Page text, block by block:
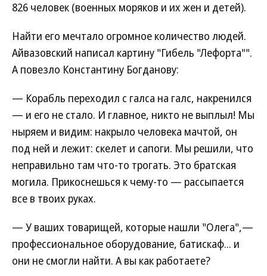
826 человек (военных моряков и их жен и детей).
Найти его мечтало огромное количество людей.
Айвазовский написал картину "Гибель "Лефорта"".
А повезло Константину Богданову:
— Корабль переходил с галса на галс, накренился
— и его не стало. И главное, никто не выплыл! Мы
ныряем и видим: накрыло человека мачтой, он
под ней и лежит: скелет и сапоги. Мы решили, что
неправильно там что-то трогать. Это братская
могила. Прикоснешься к чему-то — рассыпается
все в твоих руках.
— У ваших товарищей, которые нашли "Олега",—
профессиональное оборудование, батискаф... и
они не смогли найти. А вы как работаете?